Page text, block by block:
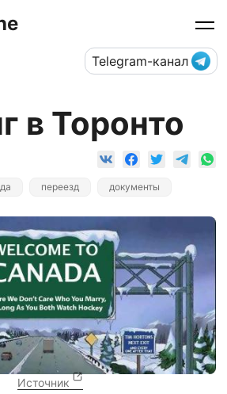
Telegram-канал
в Торонто
переезд документы
Источник